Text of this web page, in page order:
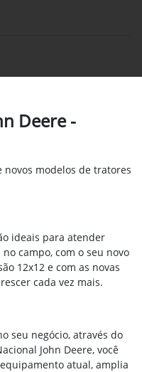
Deere -
modelos de tratores
ideais para atender
campo, com o seu novo
12x12 e com as novas
cada vez mais.
seu negócio, através do
John Deere, você
atual, amplia